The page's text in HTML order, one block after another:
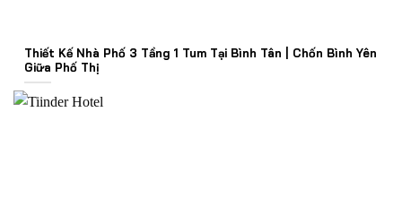
Thiết Kế Nhà Phố 3 Tầng 1 Tum Tại Bình Tân | Chốn Bình Yên
Giữa Phố Thị